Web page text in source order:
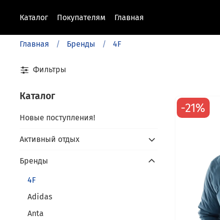
Каталог Покупателям Главная
Главная Бренды 4F
Фильтры
-21%
Каталог
Новые поступления!
Активный отдых
Бренды
4F
Adidas
Anta